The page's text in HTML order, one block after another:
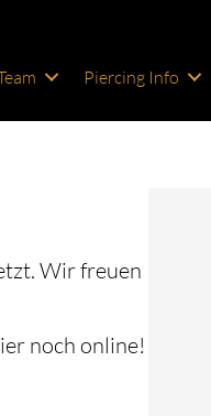
Piercing Info
Wir freuen
noch online!